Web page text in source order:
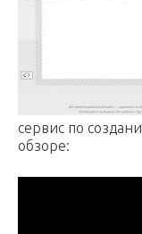
сервис по
обзоре: